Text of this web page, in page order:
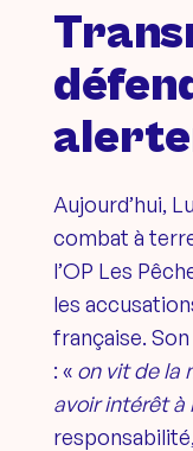
Aujourd’hui,
combat à
l’OP Les
les
française.
: « on vit de la
avoir intérêt à